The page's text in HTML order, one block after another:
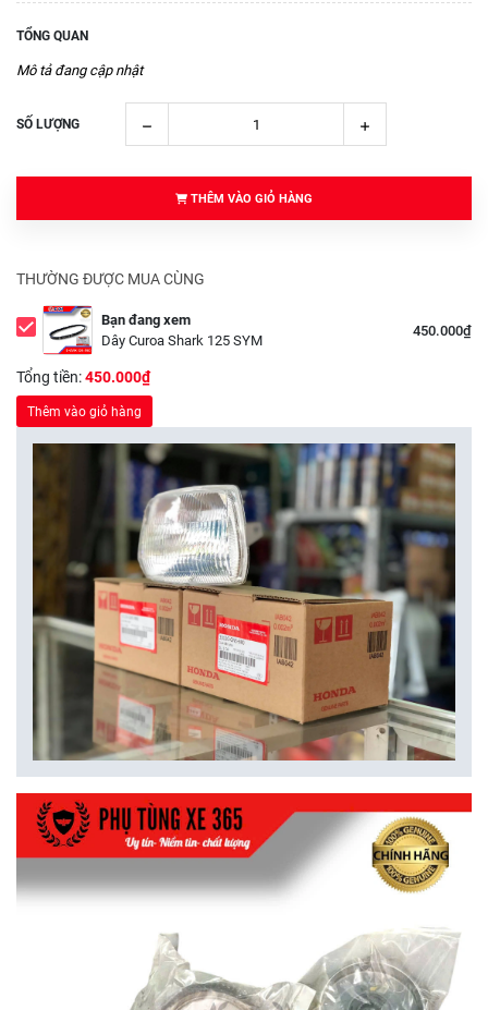
TỔNG QUAN
Mô tả đang cập nhật
SỐ LƯỢNG
THÊM VÀO GIỎ HÀNG
THƯỜNG ĐƯỢC MUA CÙNG
Bạn đang xem
Dây Curoa Shark 125 SYM
450.000₫
Tổng tiền:450.000₫
Thêm vào giỏ hàng